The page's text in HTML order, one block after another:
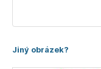
Jiný obrázek?